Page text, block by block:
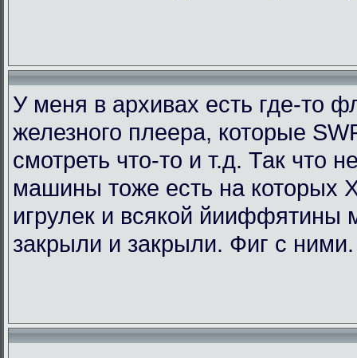
У меня в архивах есть где-то
железного плеера, которые
смотреть что-то и т.д. Так что
машины тоже есть на которых
игрулек и всякой
закрыли и закрыли. Фиг с ними.